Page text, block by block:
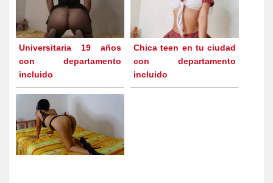
Universitaria 19 años
con departamento
incluido
Chica teen en tu ciudad
con departamento
incluido